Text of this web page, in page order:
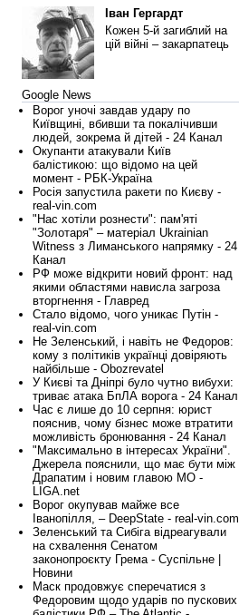
Іван Гергардт
Кожен 5-й загиблий на
цій війні – закарпатець
Google News
Ворог уночі завдав удару по
Київщині, вбивши та покалічивши
людей, зокрема й дітей - 24 Канал
Окупанти атакували Київ
балістикою: що відомо на цей
момент - РБК-Україна
Росія запустила ракети по Києву -
real-vin.com
"Нас хотіли рознести": пам'яті
"Золотаря" – матеріал Ukrainian
Witness з Лиманського напрямку - 24
Канал
РФ може відкрити новий фронт: над
якими областями нависла загроза
вторгнення - Главред
Стало відомо, чого уникає Путін -
real-vin.com
Не Зеленський, і навіть не Федоров:
кому з політиків українці довіряють
найбільше - Obozrevatel
У Києві та Дніпрі було чутно вибухи:
триває атака БпЛА ворога - 24 Канал
Час є лише до 10 серпня: юрист
пояснив, чому бізнес може втратити
можливість бронювання - 24 Канал
"Максимально в інтересах України".
Джерела пояснили, що має бути між
Драпатим і новим главою МО -
LIGA.net
Ворог окупував майже все
Іванопілля, – DeepState - real-vin.com
Зеленський та Сибіга відреагували
на схвалення Сенатом
законопроєкту Грема - Суспільне |
Новини
Маск продовжує сперечатися з
Федоровим щодо ударів по пускових